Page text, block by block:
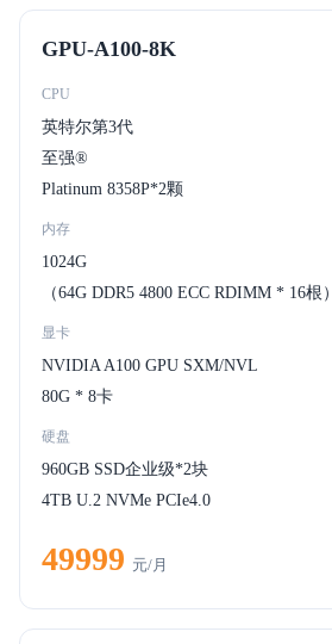
GPU-A100-8K
CPU
英特尔第3代
至强®
Platinum 8358P*2颗
内存
1024G
（64G DDR5 4800 ECC RDIMM * 16根）
显卡
NVIDIA A100 GPU SXM/NVL
80G * 8卡
硬盘
960GB SSD企业级*2块
4TB U.2 NVMe PCIe4.0
49999 元/月